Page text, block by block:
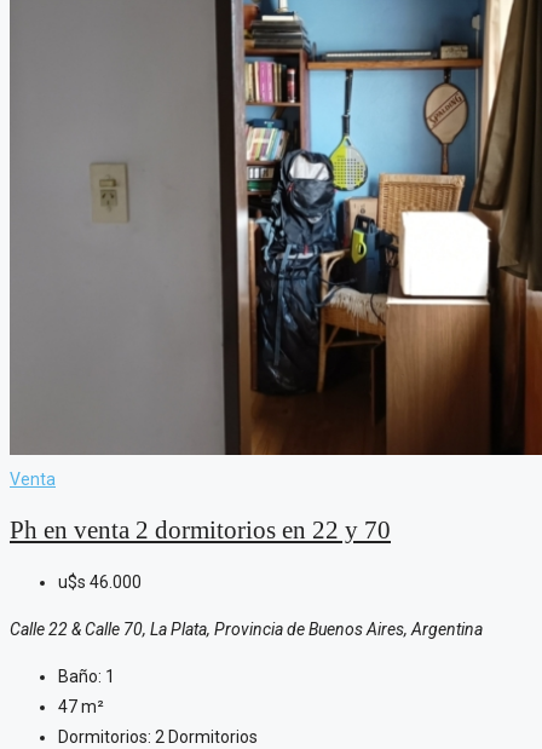
Venta
Ph en venta 2 dormitorios en 22 y 70
u$s 46.000
Calle 22 & Calle 70, La Plata, Provincia de Buenos Aires, Argentina
Baño: 1
47m²
Dormitorios: 2 Dormitorios